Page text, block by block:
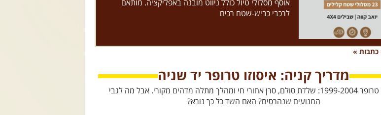
ושיפור הרכב. מתאים למתחילים ומתקדמים
מדריך קניה: איסוזו טרופר יד שניה
המנועים שנהרסים? האם השד כל כך נורא?